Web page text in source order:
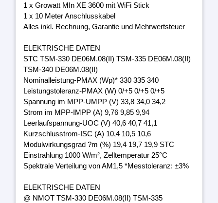
1 x Growatt MIn XE 3600 mit WiFi Stick
1 x 10 Meter Anschlusskabel
Alles inkl. Rechnung, Garantie und Mehrwertsteuer
ELEKTRISCHE DATEN
STC TSM-330 DE06M.08(II) TSM-335 DE06M.08(II)
TSM-340 DE06M.08(II)
Nominalleistung-PMAX (Wp)* 330 335 340
Leistungstoleranz-PMAX (W) 0/+5 0/+5 0/+5
Spannung im MPP-UMPP (V) 33,8 34,0 34,2
Strom im MPP-IMPP (A) 9,76 9,85 9,94
Leerlaufspannung-UOC (V) 40,6 40,7 41,1
Kurzschlusstrom-ISC (A) 10,4 10,5 10,6
Modulwirkungsgrad ?m (%) 19,4 19,7 19,9 STC
Einstrahlung 1000 W/m², Zelltemperatur 25°C
Spektrale Verteilung von AM1,5 *Messtoleranz: ±3%
ELEKTRISCHE DATEN
@ NMOT TSM-330 DE06M.08(II) TSM-335